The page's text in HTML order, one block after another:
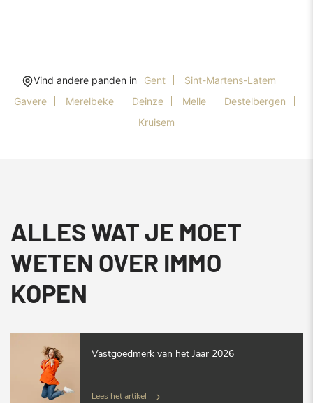
Vind andere panden in Gent
Sint-Martens-Latem
Gavere
Merelbeke Deinze Melle
Destelbergen
Kruisem
ALLES WAT JE MOET
WETEN OVER IMMO
KOPEN
Vastgoedmerk van het Jaar 2026
Lees het artikel